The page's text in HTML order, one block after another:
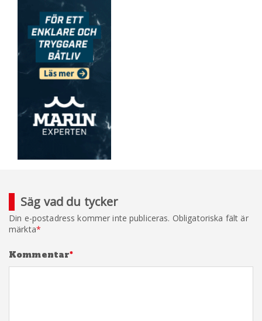
Säg vad du tycker
Din e-postadress kommer inte publiceras. Obligatoriska fält är
märkta*
Kommentar*